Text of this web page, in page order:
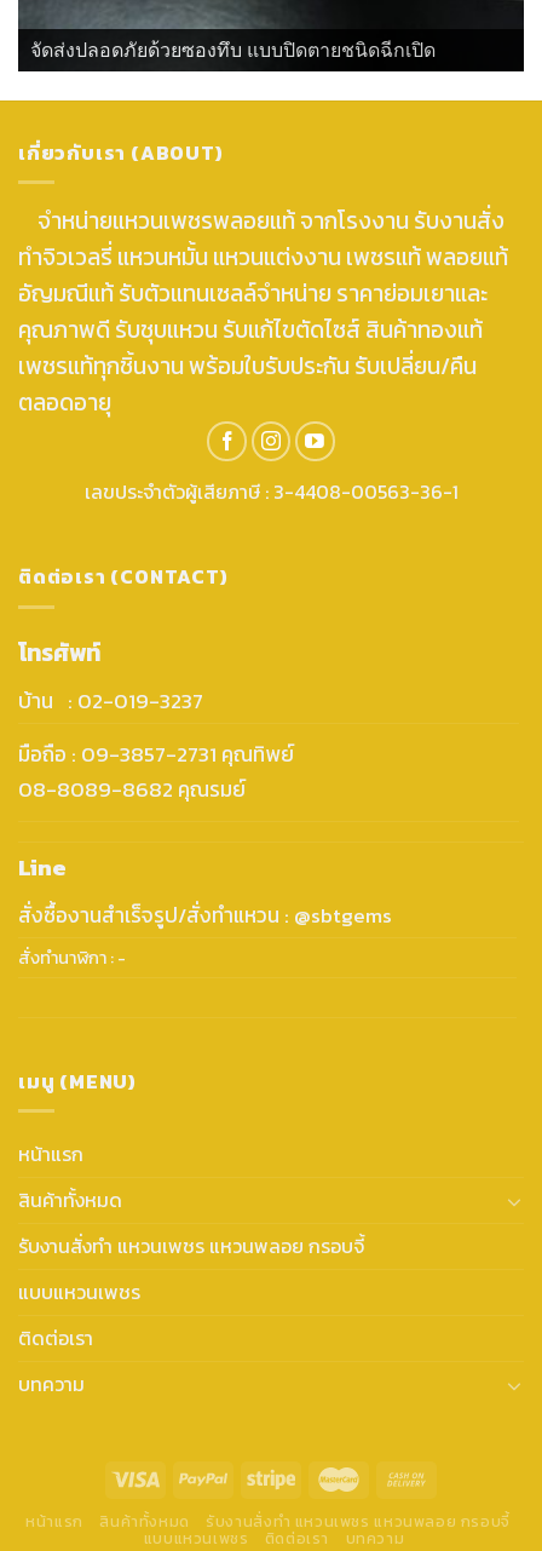
จัดส่งปลอดภัยด้วยซองทึบ แบบปิดตายชนิดฉีกเปิด
เกี่ยวกับเรา (ABOUT)
จำหน่ายแหวนเพชรพลอยแท้ จากโรงงาน รับงานสั่ง
ทำจิวเวลรี่ แหวนหมั้น แหวนแต่งงาน เพชรแท้ พลอยแท้
อัญมณีแท้ รับตัวแทนเซลล์จำหน่าย ราคาย่อมเยาและ
คุณภาพดี รับชุบแหวน รับแก้ไขตัดไซส์ สินค้าทองแท้
เพชรแท้ทุกชิ้นงาน พร้อมใบรับประกัน รับเปลี่ยน/คืน
ตลอดอายุ
เลขประจำตัวผู้เสียภาษี : 3-4408-00563-36-1
ติดต่อเรา (CONTACT)
โทรศัพท์
บ้าน : 02-019-3237
มือถือ : 09-3857-2731 คุณทิพย์
08-8089-8682 คุณรมย์
Line
สั่งซื้องานสำเร็จรูป/สั่งทำแหวน : @sbtgems
สั่งทำนาฬิกา : -
เมนู (MENU)
หน้าแรก
สินค้าทั้งหมด
รับงานสั่งทำ แหวนเพชร แหวนพลอย กรอบจี้
แบบแหวนเพชร
ติดต่อเรา
บทความ
หน้าแรก สินค้าทั้งหมด รับงานสั่งทำ แหวนเพชร แหวนพลอย กรอบจี้
แบบแหวนเพชร ติดต่อเรา บทความ